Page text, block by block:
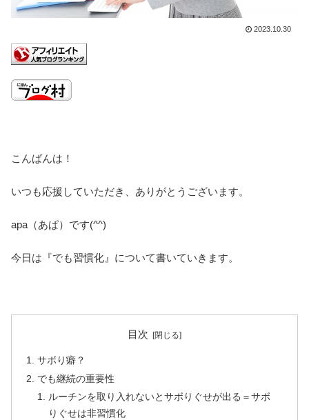
2023.10.30
こんばんは！
いつも応援していただき、ありがとうございます。
apa（あぱ）です(^^)
今日は『でも習慣化』について書いていきます。
目次
サボり癖？
でも継続の重要性
ルーチンを取り入れないとサボりぐせが出る＝サボ
りぐせは非習慣化